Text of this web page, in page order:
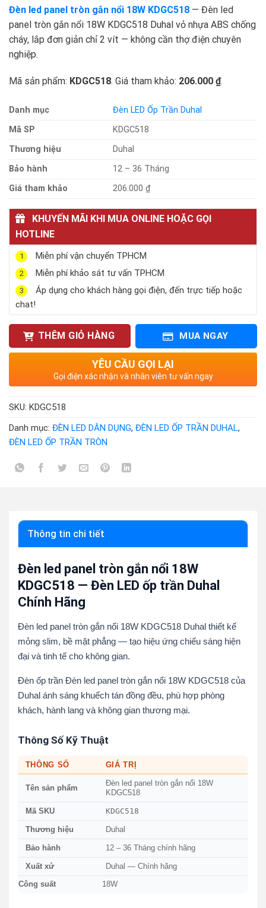
Đèn led panel tròn gắn nổi 18W KDGC518 — Đèn led
panel tròn gắn nổi 18W KDGC518 Duhal vỏ nhựa ABS chống
cháy, lắp đơn giản chỉ 2 vít — không cần thợ điện chuyên
nghiệp.
Mã sản phẩm: KDGC518. Giá tham khảo: 206.000 ₫.
Danh mục
Đèn LED Ốp Trần Duhal
Mã SP
KDGC518
Thương hiệu
Duhal
Bảo hành
12 – 36 Tháng
Giá tham khảo
206.000 ₫
KHUYẾN MÃI KHI MUA ONLINE HOẶC GỌI
HOTLINE
1 Miễn phí vận chuyển TPHCM
2 Miễn phí khảo sát tư vấn TPHCM
3
Áp dụng cho khách hàng gọi điện, đến trực tiếp hoặc
chat!
THÊM GIỎ HÀNG MUA NGAY
YÊU CẦU GỌI LẠI
Gọi điện xác nhận và nhân viên tư vấn ngay
SKU: KDGC518
Danh mục: ĐÈN LED DÂN DỤNG, ĐÈN LED ỐP TRẦN DUHAL,
ĐÈN LED ỐP TRẦN TRÒN
Thông tin chi tiết
Đèn led panel tròn gắn nổi 18W
KDGC518 — Đèn LED ốp trần Duhal
Chính Hãng
Đèn led panel tròn gắn nổi 18W KDGC518 Duhal thiết kế
mỏng slim, bề mặt phẳng — tạo hiệu ứng chiếu sáng hiện
đại và tinh tế cho không gian.
Đèn ốp trần Đèn led panel tròn gắn nổi 18W KDGC518 của
Duhal ánh sáng khuếch tán đồng đều, phù hợp phòng
khách, hành lang và không gian thương mại.
Thông Số Kỹ Thuật
THÔNG SỐ GIÁ TRỊ
Tên sản phẩm
Đèn led panel tròn gắn nổi 18W
KDGC518
Mã SKU KDGC518
Thương hiệu Duhal
Bảo hành 12 – 36 Tháng chính hãng
Xuất xứ Duhal — Chính hãng
Công suất 18W